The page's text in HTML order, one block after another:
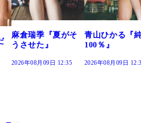
青山ひかる『純度
100％』
2026年08月09日 12:30
で。』
2026年08月09日